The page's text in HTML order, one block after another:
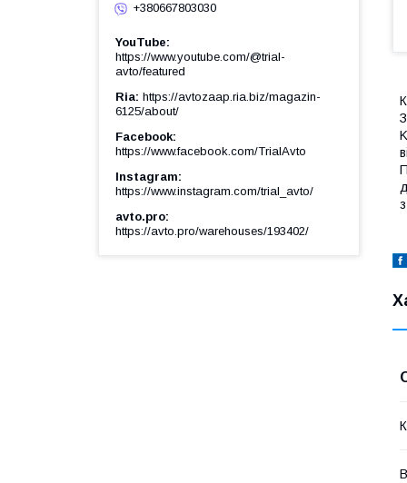
+380667803030
YouTube
https://www.youtube.com/@trial-
avto/featured
Ria https://avtozaap.ria.biz/magazin-
6125/about/
Facebook
https://www.facebook.com/TrialAvto
Instagram
https://www.instagram.com/trial_avto/
avto.pro
https://avto.pro/warehouses/193402/